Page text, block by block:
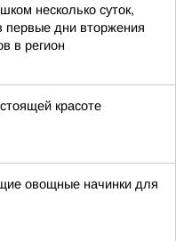
несколько суток,
первые дни вторжения
в регион
красоте
овощные начинки для